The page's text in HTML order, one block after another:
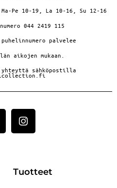
Pe 10-19, La 10-16, Su 12-16
044 2419 115
puhelinnumero palvelee
aikojen mukaan.
sähköpostilla
Tuotteet